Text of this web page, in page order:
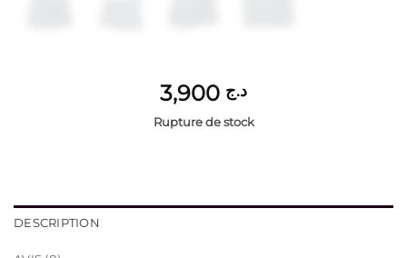
د.ج
Rupture de stock
DESCRIPTION